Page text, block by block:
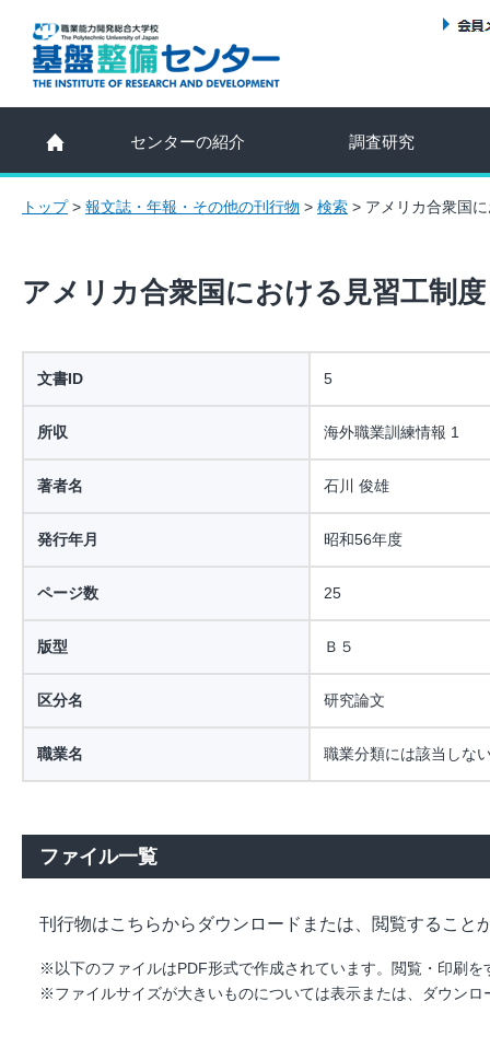
センターの紹介 調査研究
トップ> 報文誌・年報・その他の刊行物 > 検索 > アメリカ合衆国
アメリカ合衆国における見習工制度
文書ID 5
所収 海外職業訓練情報 1
著者名 石川 俊雄
発行年月 昭和56年度
ページ数 25
版型 Ｂ５
区分名 研究論文
職業名 職業分類には該当しな
ファイル一覧
刊行物はこちらからダウンロードまたは、閲覧すること
※以下のファイルはPDF形式で作成されています。閲覧・印刷
※ファイルサイズが大きいものについては表示または、ダウン